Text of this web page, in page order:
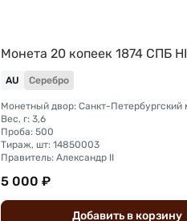
Монета 20 копеек 1874 СПБ HI
AU Серебро
Вес, г: 3,6
Проба: 500
Тираж, шт: 14850003
Правитель: Александр II
5 000 ₽
Добавить вкорзину